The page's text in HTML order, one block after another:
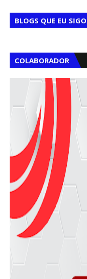
BLOGS QUE EU SIGO
COLABORADOR